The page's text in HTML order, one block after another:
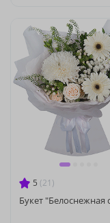
5 (21)
Букет "Белоснежная